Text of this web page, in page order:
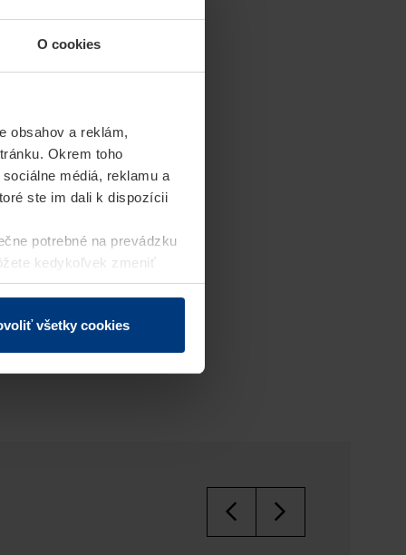
O cookies
obsahov a reklám,
Okrem toho
médiá, reklamu a
ste im dali k dispozícii
potrebné na prevádzku
kedykoľvek zmeniť
webovej stránky.
všetky cookies